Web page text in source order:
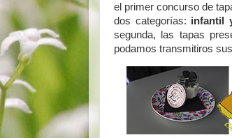
el primer concurso de
dos categorías: infantil
segunda, las tapas
podamos transmitiros